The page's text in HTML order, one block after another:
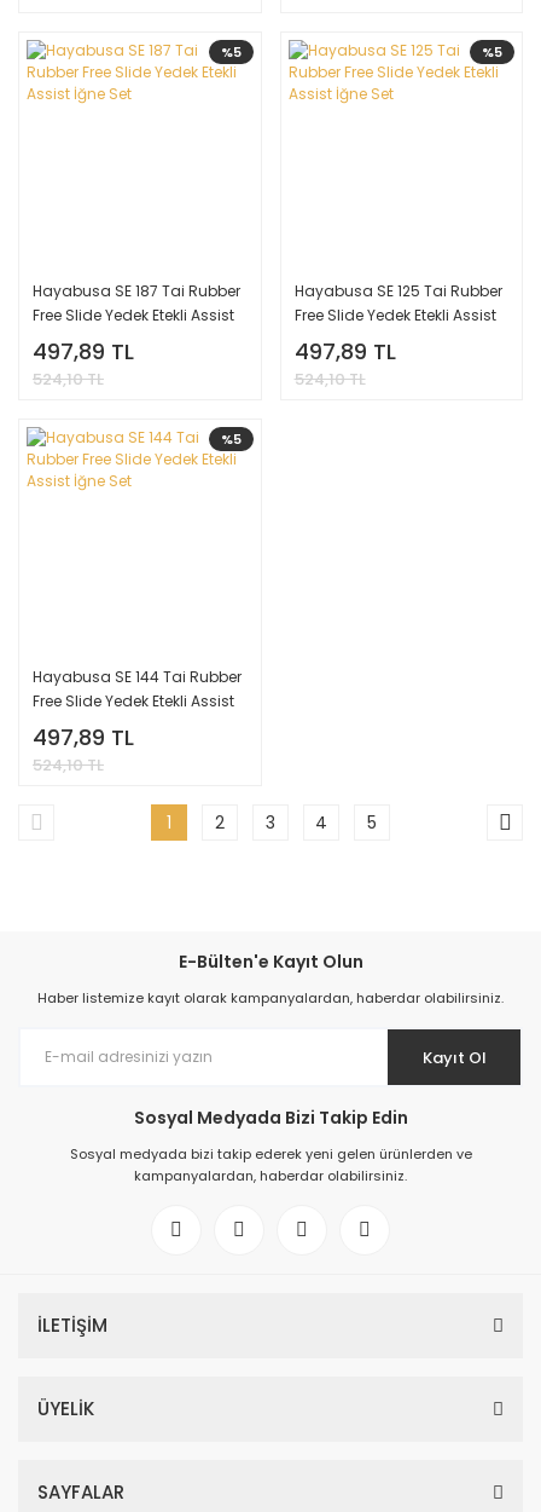
%5
Hayabusa SE 187 Tai Rubber
Free Slide Yedek Etekli Assist
İğne Set
497,89 TL
524,10 TL
%5
Hayabusa SE 125 Tai Rubber
Free Slide Yedek Etekli Assist
İğne Set
497,89 TL
524,10 TL
%5
Hayabusa SE 144 Tai Rubber
Free Slide Yedek Etekli Assist
İğne Set
497,89 TL
524,10 TL
1 2 3 4 5
E-Bülten'e Kayıt Olun
Haber listemize kayıt olarak kampanyalardan, haberdar olabilirsiniz.
Kayıt Ol
Sosyal Medyada Bizi Takip Edin
Sosyal medyada bizi takip ederek yeni gelen ürünlerden ve
kampanyalardan, haberdar olabilirsiniz.
İLETİŞİM
ÜYELİK
SAYFALAR